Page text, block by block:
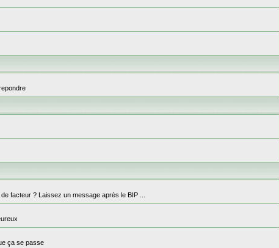
facteur ? Laissez un message après le BIP ...
ça se passe